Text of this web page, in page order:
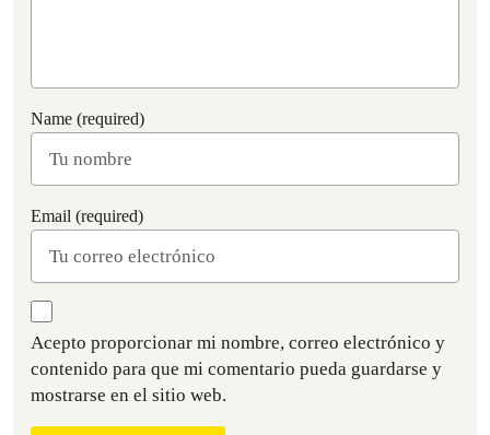
Name (required)
Email (required)
Acepto proporcionar mi nombre, correo electrónico y
contenido para que mi comentario pueda guardarse y
mostrarse en el sitio web.